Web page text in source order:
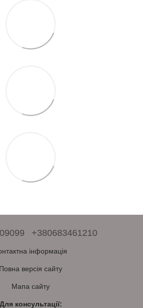
+380683461210
інформація
Повна версія сайту
Мапа сайту
Для консультації: